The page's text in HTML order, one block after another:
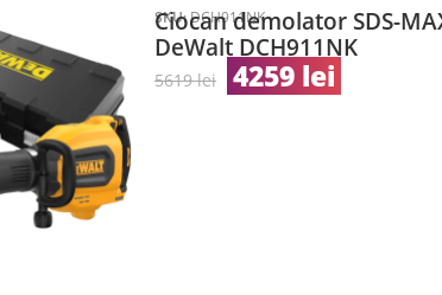
SKU:DCH911NK
Ciocan demolator SDS-
DeWalt DCH911NK
5619lei 4259 lei